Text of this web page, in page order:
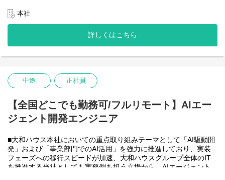
応できるチームへと成長させていきたい。
■業務内容
大和ハウスグループ全体のITを推進する当社にて、グループ会社
(大和ハウス含)の社内システム開発、改修に携わって頂きます。
・HTML5 アプリケーション（JavaScript / jQuery / Vue.js）を用い
・CAP（Cloud Application Programming Model / Node.js）および
OData を用いたデータアクセス・バックエンド開発・保守
・SAP HANA SQL / Calculation View / Procedure によるデータモ
デリング・DB開発
国どこからでも働いていただけます。
入社日以外の出社は基本的にないので、入社後の勤務地は問いま
せん。また、働く時間に制限もなく、月160時間の勤務で、午前5
時～22時までの間であれば、自由な時間に働いていただけます。
本社
詳しくはこちら
中途 正社員
【全国どこでも勤務可/フルリモート】AIエー
ジェント開発エンジニア
■大和ハウス本社においての重点取り組みテーマとして「AI駆動開
発」および「事業部門でのAI活用」を強力に推進しており、実装
フェーズへの移行スピードが加速、大和ハウスグループ全体のIT
を推進する当社としても実務側を担う立場から、AIエージェント